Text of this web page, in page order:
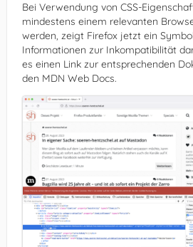
Bei Verwendung von CSS-
mindestens einem relevanten
werden, zeigt Firefox jetzt ein
Informationen zur Inkompatibilität
es einen Link zur entsprechenden
den MDN Web Docs.